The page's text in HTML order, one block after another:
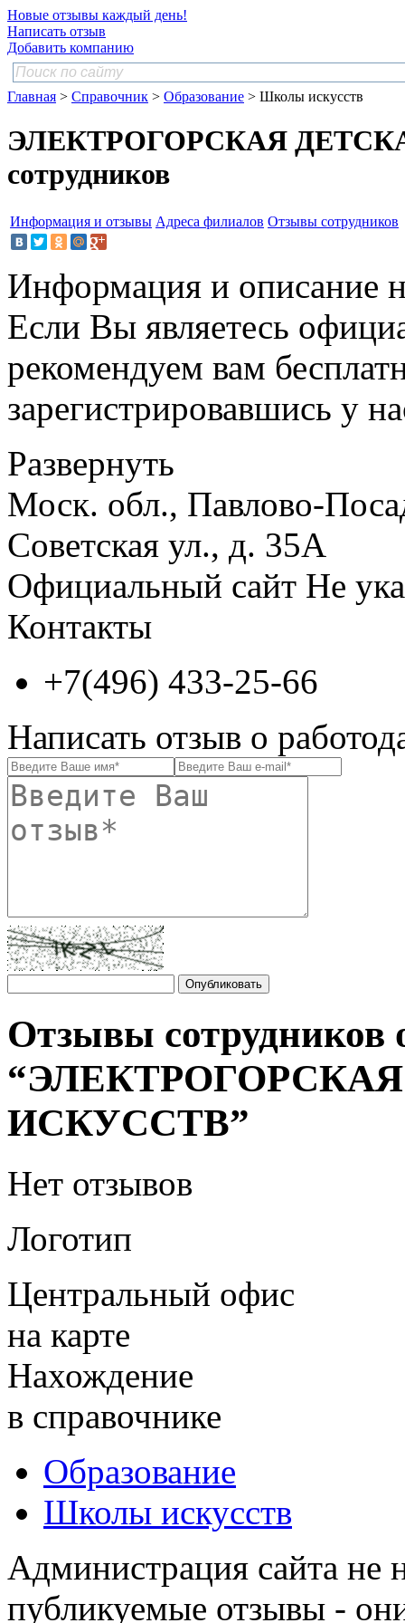
Новые отзывы каждый день!
Написать отзыв
Добавить компанию
Главная > Справочник > Образование > Школы искусств
ЭЛЕКТРОГОРСКАЯ
сотрудников
Информация и отзывы Адреса филиалов Отзывы сотрудников
Информация и описание
Если Вы являетесь
рекомендуем вам
зарегистрировавшись у
Развернуть
Моск. обл., Павлово-
Советская ул., д. 35А
Официальный сайт Не
Контакты
+7(496) 433-25-66
Написать отзыв о
Отзывы сотрудников
ИСКУССТВ”
Нет отзывов
Логотип
Центральный офис
на карте
Нахождение
в справочнике
Образование
Школы искусств
Администрация сайта не
публикуемые отзывы -